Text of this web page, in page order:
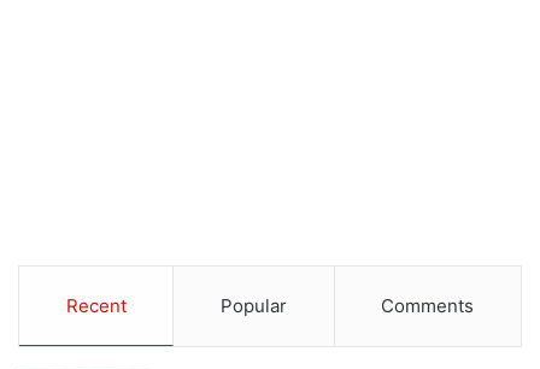
Recent Popular Comments